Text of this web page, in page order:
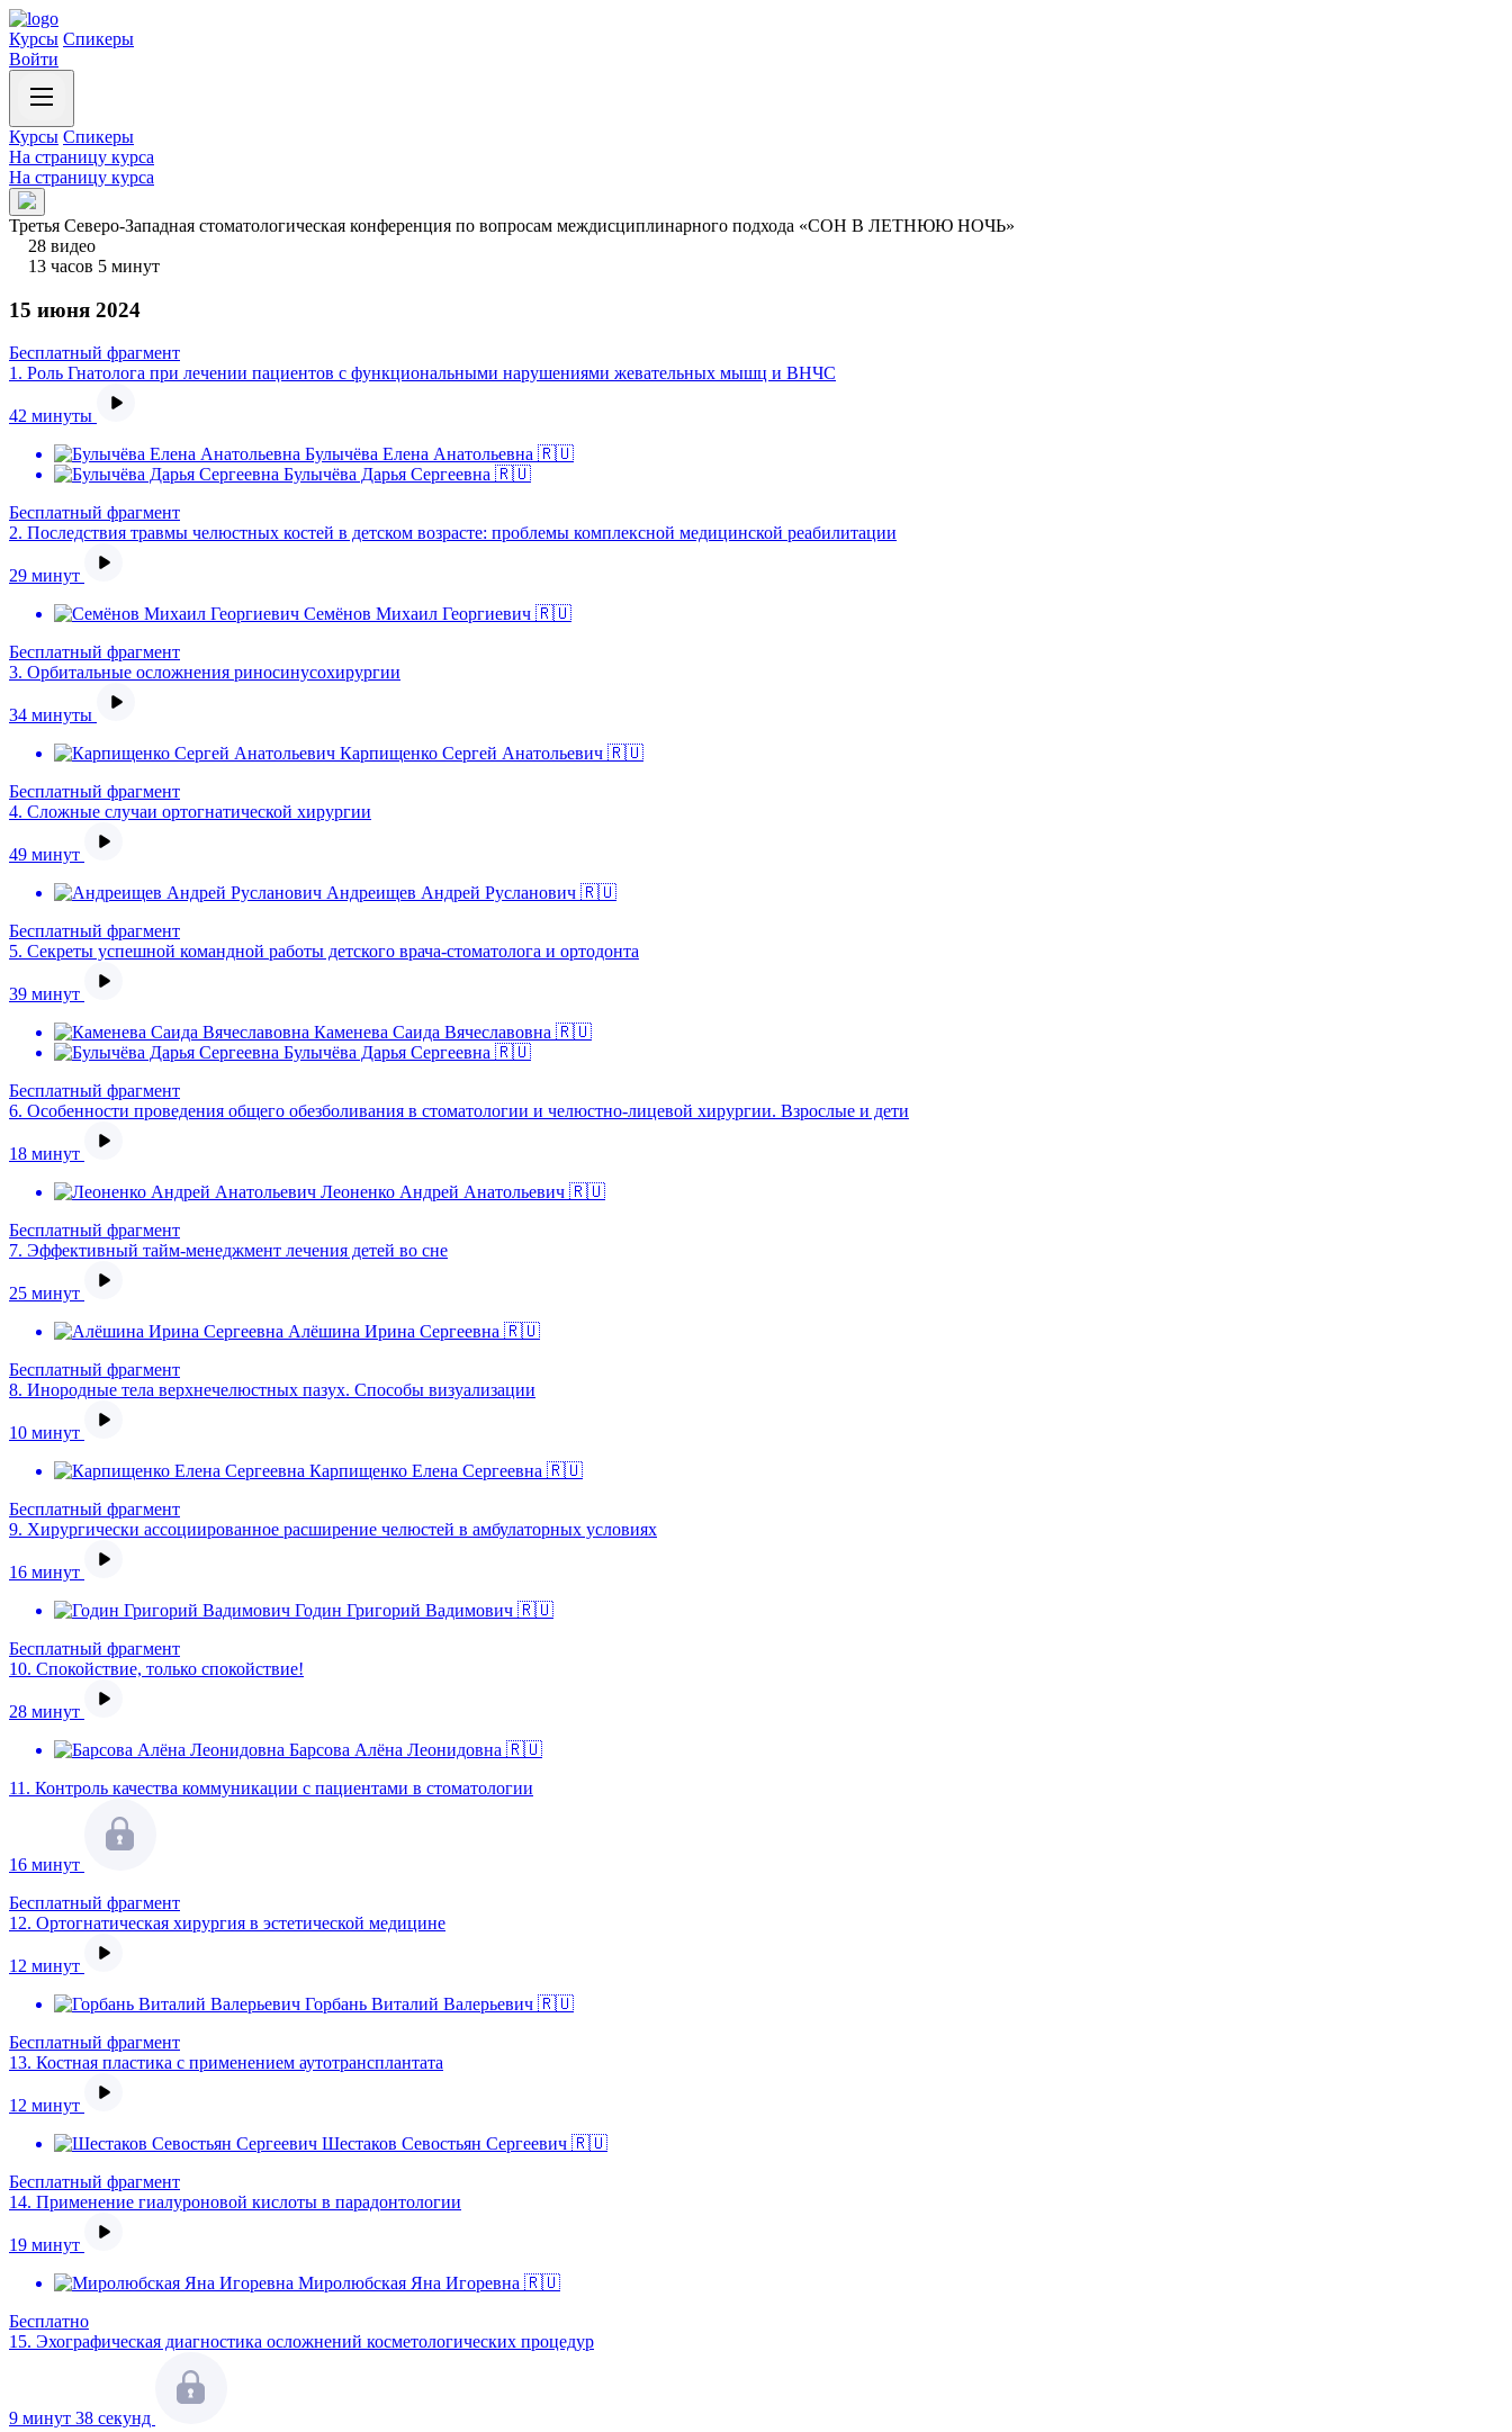
Курсы Спикеры
Войти
Курсы Спикеры
На страницу курса
На страницу курса
Третья Северо-Западная стоматологическая конференция по вопросам междисциплинарного подхода «СОН В ЛЕТНЮЮ НОЧЬ»
28 видео
13 часов 5 минут
15 июня 2024
Бесплатный фрагмент
1. Роль Гнатолога при лечении пациентов с функциональными нарушениями жевательных мышц и ВНЧС
42 минуты
Булычёва Елена Анатольевна 🇷🇺
Булычёва Дарья Сергеевна 🇷🇺
Бесплатный фрагмент
2. Последствия травмы челюстных костей в детском возрасте: проблемы комплексной медицинской реабилитации
29 минут
Семёнов Михаил Георгиевич 🇷🇺
Бесплатный фрагмент
3. Орбитальные осложнения риносинусохирургии
34 минуты
Карпищенко Сергей Анатольевич 🇷🇺
Бесплатный фрагмент
4. Сложные случаи ортогнатической хирургии
49 минут
Андреищев Андрей Русланович 🇷🇺
Бесплатный фрагмент
5. Секреты успешной командной работы детского врача-стоматолога и ортодонта
39 минут
Каменева Саида Вячеславовна 🇷🇺
Булычёва Дарья Сергеевна 🇷🇺
Бесплатный фрагмент
6. Особенности проведения общего обезболивания в стоматологии и челюстно-лицевой хирургии. Взрослые и дети
18 минут
Леоненко Андрей Анатольевич 🇷🇺
Бесплатный фрагмент
7. Эффективный тайм-менеджмент лечения детей во сне
25 минут
Алёшина Ирина Сергеевна 🇷🇺
Бесплатный фрагмент
8. Инородные тела верхнечелюстных пазух. Способы визуализации
10 минут
Карпищенко Елена Сергеевна 🇷🇺
Бесплатный фрагмент
9. Хирургически ассоциированное расширение челюстей в амбулаторных условиях
16 минут
Годин Григорий Вадимович 🇷🇺
Бесплатный фрагмент
10. Спокойствие, только спокойствие!
28 минут
Барсова Алёна Леонидовна​ 🇷🇺
11. Контроль качества коммуникации с пациентами в стоматологии
16 минут
Бесплатный фрагмент
12. Ортогнатическая хирургия в эстетической медицине
12 минут
Горбань Виталий Валерьевич 🇷🇺
Бесплатный фрагмент
13. Костная пластика с применением аутотрансплантата
12 минут
Шестаков Севостьян Сергеевич 🇷🇺
Бесплатный фрагмент
14. Применение гиалуроновой кислоты в парадонтологии
19 минут
Миролюбская Яна Игоревна 🇷🇺
Бесплатно
15. Эхографическая диагностика осложнений косметологических процедур
9 минут 38 секунд